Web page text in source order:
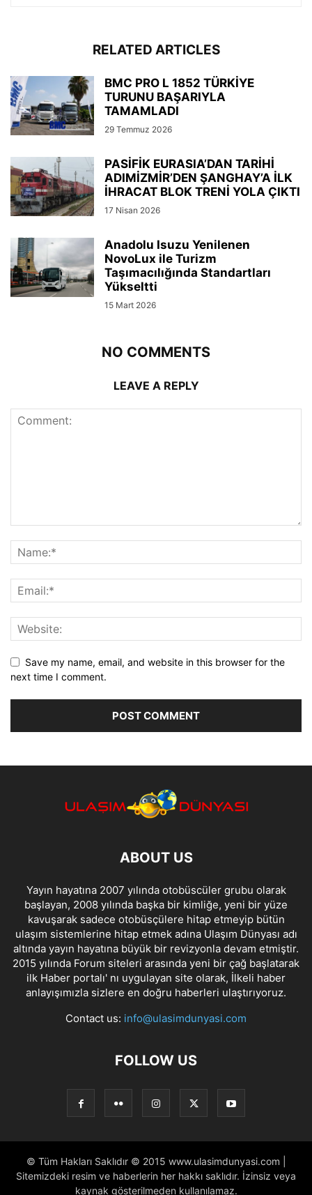
RELATED ARTICLES
BMC PRO L 1852 TÜRKİYE
TURUNU BAŞARIYLA
TAMAMLADI
29 Temmuz 2026
PASİFİK EURASIA’DAN TARİHİ
ADIMİZMİR’DEN ŞANGHAY’A İLK
İHRACAT BLOK TRENİ YOLA ÇIKTI
17 Nisan 2026
Anadolu Isuzu Yenilenen
NovoLux ile Turizm
Taşımacılığında Standartları
Yükseltti
15 Mart 2026
NO COMMENTS
LEAVE A REPLY
Save my name, email, and website in this browser for the
next time I comment.
ABOUT US
Yayın hayatına 2007 yılında otobüscüler grubu olarak
başlayan, 2008 yılında başka bir kimliğe, yeni bir yüze
kavuşarak sadece otobüsçülere hitap etmeyip bütün
ulaşım sistemlerine hitap etmek adına Ulaşım Dünyası adı
altında yayın hayatına büyük bir revizyonla devam etmiştir.
2015 yılında Forum siteleri arasında yeni bir çağ başlatarak
ilk Haber portalı' nı uygulayan site olarak, İlkeli haber
anlayışımızla sizlere en doğru haberleri ulaştırıyoruz.
Contact us: info@ulasimdunyasi.com
FOLLOW US
© Tüm Hakları Saklıdır © 2015 www.ulasimdunyasi.com |
Sitemizdeki resim ve haberlerin her hakkı saklıdır. İzinsiz veya
kaynak gösterilmeden kullanılamaz.